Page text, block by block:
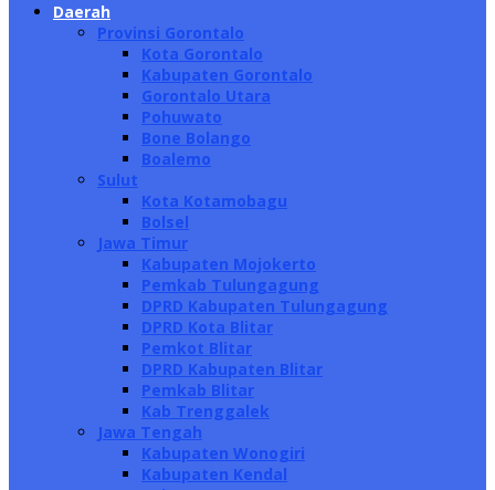
Daerah
Provinsi Gorontalo
Kota Gorontalo
Kabupaten Gorontalo
Gorontalo Utara
Pohuwato
Bone Bolango
Boalemo
Sulut
Kota Kotamobagu
Bolsel
Jawa Timur
Kabupaten Mojokerto
Pemkab Tulungagung
DPRD Kabupaten Tulungagung
DPRD Kota Blitar
Pemkot Blitar
DPRD Kabupaten Blitar
Pemkab Blitar
Kab Trenggalek
Jawa Tengah
Kabupaten Wonogiri
Kabupaten Kendal